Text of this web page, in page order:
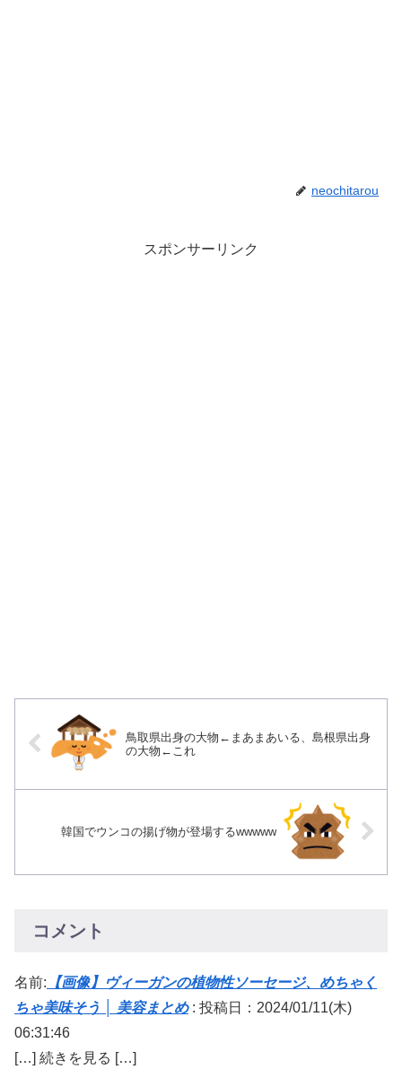
neochitarou
スポンサーリンク
鳥取県出身の大物←まあまあいる、島根県出身
の大物←これ
韓国でウンコの揚げ物が登場するwwwww
コメント
名前: 【画像】ヴィーガンの植物性ソーセージ、めちゃく
ちゃ美味そう │ 美容まとめ: 投稿日：2024/01/11(木)
06:31:46
[…] 続きを見る […]